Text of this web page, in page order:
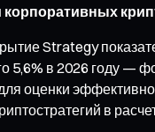
Strategy
5,6% в 2026 году —
оценки
в